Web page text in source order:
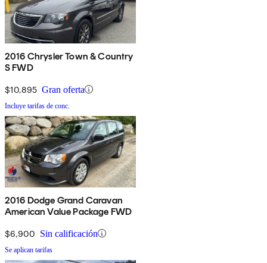
2016 Chrysler Town & Country
S FWD
$10,895 Gran oferta
Incluye tarifas de conc.
2016 Dodge Grand Caravan
American Value Package FWD
$6,900 Sin calificación
Se aplican tarifas